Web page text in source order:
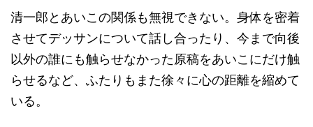
清一郎とあいこの関係も無視できない。身体を密着
させてデッサンについて話し合ったり、今まで向後
以外の誰にも触らせなかった原稿をあいこにだけ触
らせるなど、ふたりもまた徐々に心の距離を縮めて
いる。